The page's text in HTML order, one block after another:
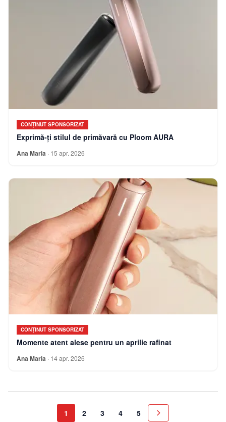
CONȚINUT SPONSORIZAT
Exprimă-ți stilul de primăvară cu Ploom AURA
Ana Maria · 15 apr. 2026
CONȚINUT SPONSORIZAT
Momente atent alese pentru un aprilie rafinat
Ana Maria · 14 apr. 2026
1 2 3 4 5